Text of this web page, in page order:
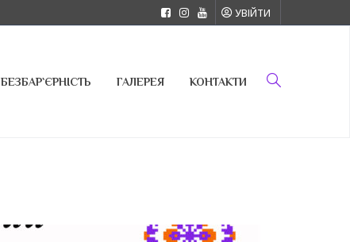
УВІЙТИ
БЕЗБАР`ЄРНІСТЬ ГАЛЕРЕЯ КОНТАКТИ